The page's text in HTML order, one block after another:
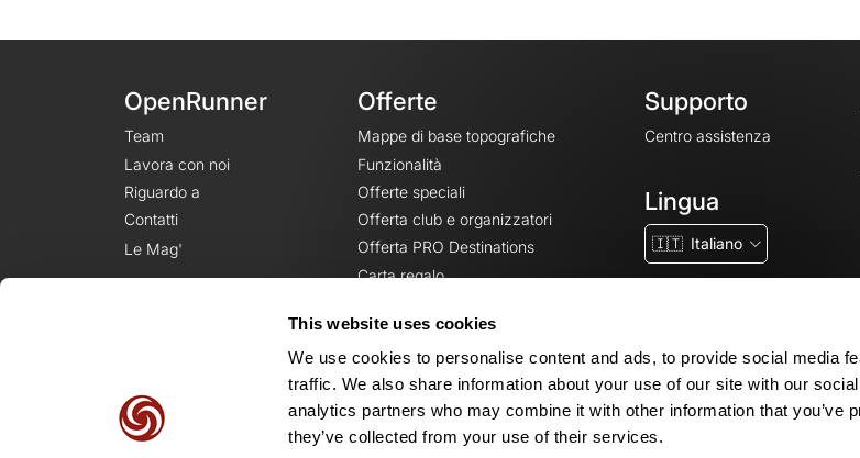
This website uses cookies
We use cookies to personalise content and ads, to provide social media
traffic. We also share information about your use of our site with our
analytics partners who may combine it with other information that you’ve
they’ve collected from your use of their services.
OpenRunner
Team
Lavora con noi
Riguardo a
Contatti
Le Mag'
Offerte
Mappe di base topografiche
Funzionalità
Offerte speciali
Offerta club e organizzatori
Offerta PRO Destinations
Carta regalo
Supporto
Centro assistenza
Lingua
🇮🇹 Italiano